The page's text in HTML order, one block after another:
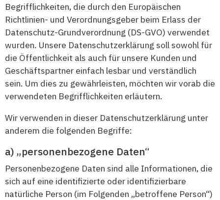
Begrifflichkeiten, die durch den Europäischen
Richtlinien- und Verordnungsgeber beim Erlass der
Datenschutz-Grundverordnung (DS-GVO) verwendet
wurden. Unsere Datenschutzerklärung soll sowohl für
die Öffentlichkeit als auch für unsere Kunden und
Geschäftspartner einfach lesbar und verständlich
sein. Um dies zu gewährleisten, möchten wir vorab die
verwendeten Begrifflichkeiten erläutern.
Wir verwenden in dieser Datenschutzerklärung unter
anderem die folgenden Begriffe:
„personenbezogene Daten“
Personenbezogene Daten sind alle Informationen, die
sich auf eine identifizierte oder identifizierbare
natürliche Person (im Folgenden „betroffene Person“)